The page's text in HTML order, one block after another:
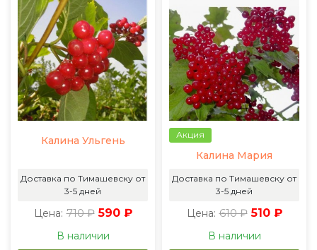
Калина Ульгень
Доставка по Тимашевску от
3-5 дней
Цена: 710 ₽ 590 ₽
В наличии
Акция
Калина Мария
Доставка по Тимашевску от
3-5 дней
Цена: 610 ₽ 510 ₽
В наличии